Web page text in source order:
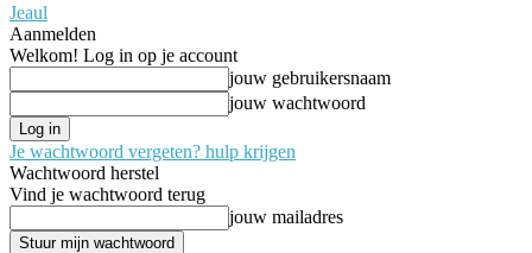
Jeaul
Aanmelden
Welkom! Log in op je account
jouw gebruikersnaam
jouw wachtwoord
Je wachtwoord vergeten? hulp krijgen
Wachtwoord herstel
Vind je wachtwoord terug
jouw mailadres